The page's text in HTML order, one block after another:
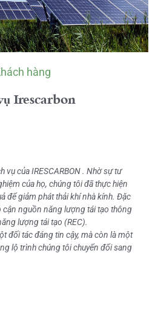
hàng
Irescarbon
vụ của IRESCARBON . Nhờ sự tư
của họ, chúng tôi đã thực hiện
để giảm phát thải khí nhà kính. Đặc
cận nguồn năng lượng tái tạo thông
lượng tái tạo (REC).
đối tác đáng tin cậy, mà còn là một
lộ trình chúng tôi chuyển đổi sang